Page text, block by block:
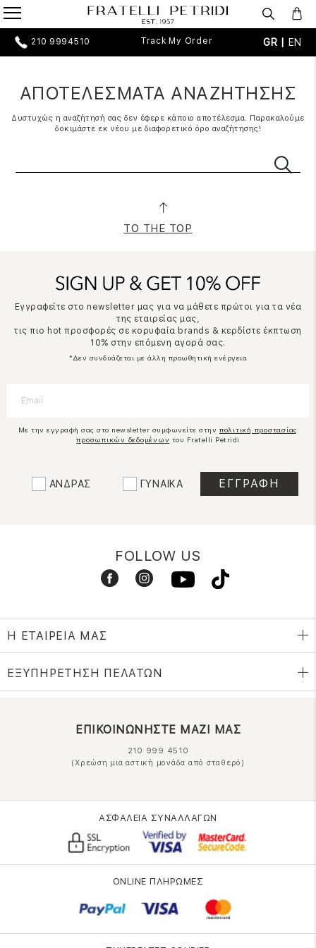
210 9994510 Track My Order GR | EN
ΑΠΟΤΕΛΕΣΜΑΤΑ ΑΝΑΖΗΤΗΣΗΣ
Δυστυχώς η αναζήτησή σας δεν έφερε κάποιο αποτέλεσμα. Παρακαλούμε
δοκιμάστε εκ νέου με διαφορετικό όρο αναζήτησης!
TO THE TOP
Εγγραφείτε στο newsletter μας για να μάθετε πρώτοι για τα νέα
της εταιρείας μας,
τις πιο hot προσφορές σε κορυφαία brands & κερδίστε έκπτωση
10% στην επόμενη αγορά σας.
*Δεν συνδυάζεται με άλλη προωθητική ενέργεια
Με την εγγραφή σας στο newsletter συμφωνείτε στην πολιτική προστασίας
προσωπικών δεδομένων του Fratelli Petridi
ΑΝΔΡΑΣ ΓΥΝΑΙΚΑ
FOLLOW US
Η ΕΤΑΙΡΕΙΑ ΜΑΣ
ΕΞΥΠΗΡΕΤΗΣΗ ΠΕΛΑΤΩΝ
ΕΠΙΚΟΙΝΩΝΗΣΤΕ ΜΑΖΙ ΜΑΣ
210 999 4510
(Χρεώση μια αστική μονάδα από σταθερό)
ΑΣΦΑΛΕΙΑ ΣΥΝΑΛΛΑΓΩΝ
ONLINE ΠΛΗΡΩΜΕΣ